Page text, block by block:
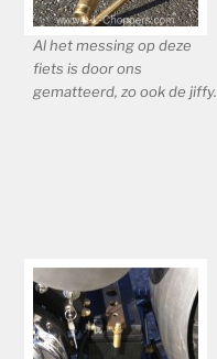
Al het messing op deze
fiets is door ons
gematteerd, zo ook de jiffy.